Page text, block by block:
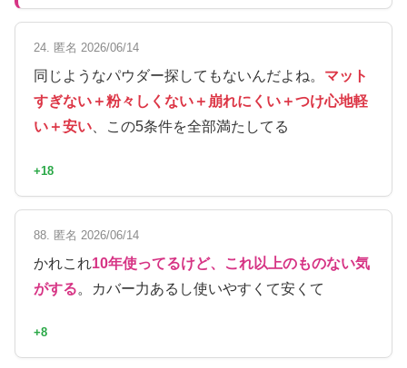
24. 匿名 2026/06/14
同じようなパウダー探してもないんだよね。 マット
すぎない＋粉々しくない＋崩れにくい＋つけ心地軽
い＋安い 、この5条件を全部満たしてる
+18
88. 匿名 2026/06/14
かれこれ10年使ってるけど、これ以上のものない気
がする。カバー力あるし使いやすくて安くて
+8